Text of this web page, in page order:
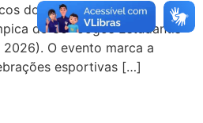
do esporte regional: a
do 30º Jogos Estudantis
O evento marca a
esportivas […]